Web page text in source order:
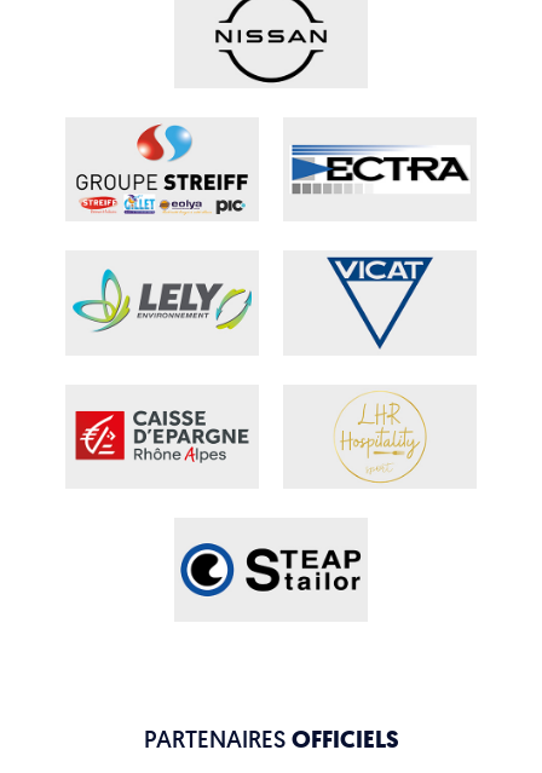
PARTENAIRESOFFICIELS